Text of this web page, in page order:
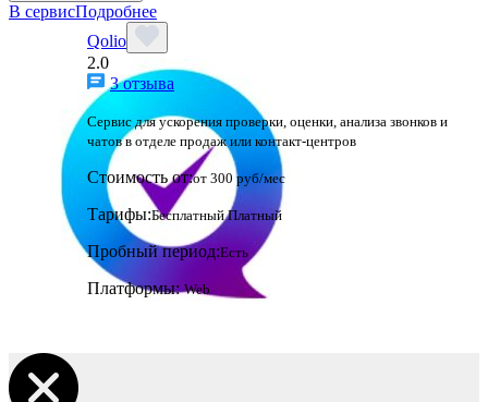
В сервисПодробнее
Qolio
2.0
3 отзыва
Сервис для ускорения проверки, оценки, анализа звонков и
чатов в отделе продаж или контакт-центров
Стоимость от:от 300 руб/мес
Тарифы:Бесплатный Платный
Пробный период:Есть
Платформы:Web